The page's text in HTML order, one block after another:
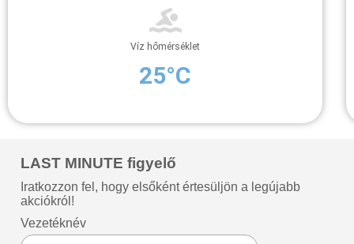
Víz hőmérséklet
25°C
LAST MINUTE figyelő
Iratkozzon fel, hogy elsőként értesüljön a legújabb
akciókról!
Vezetéknév